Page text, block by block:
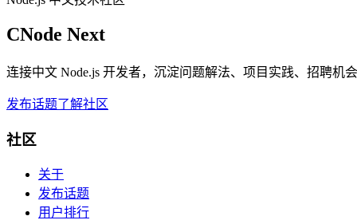
CNode Next
连接中文 Node.js 开发者，沉淀问题解法、项目实践、招聘机会
发布话题了解社区
社区
关于
发布话题
用户排行